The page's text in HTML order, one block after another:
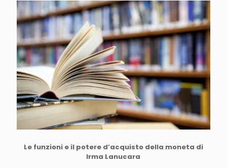
Le funzioni e il potere d’acquisto della moneta di
Irma Lanucara